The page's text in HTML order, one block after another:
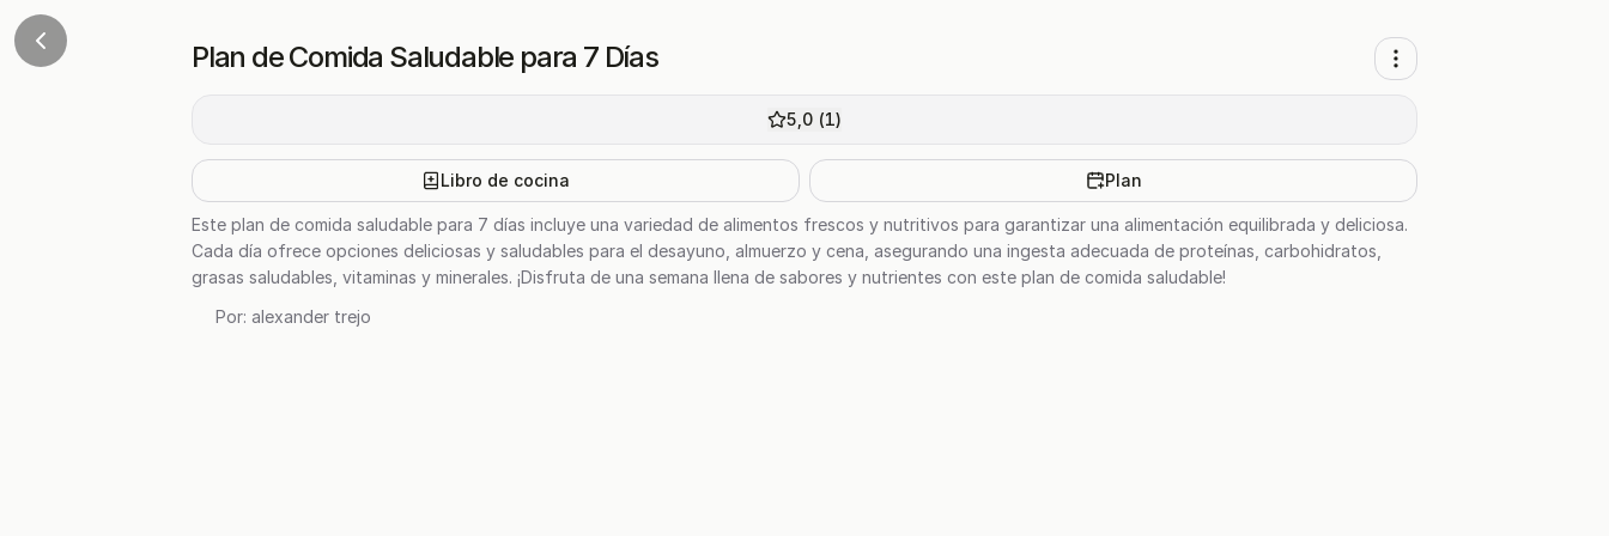
Plan de Comida Saludable para 7 Días
5,0 (1)
Libro de cocina Plan
Este plan de comida saludable para 7 días incluye una variedad de alimentos frescos y nutritivos para garantizar una alimentación equilibrada y deliciosa.
Cada día ofrece opciones deliciosas y saludables para el desayuno, almuerzo y cena, asegurando una ingesta adecuada de proteínas, carbohidratos,
grasas saludables, vitaminas y minerales. ¡Disfruta de una semana llena de sabores y nutrientes con este plan de comida saludable!
Por: alexander trejo